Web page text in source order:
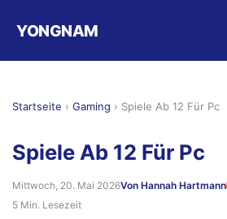
YONGNAM
Startseite › Gaming › Spiele Ab 12 Für Pc
Spiele Ab 12 Für Pc
Mittwoch, 20. Mai 2026Von Hannah Hartmann
5 Min. Lesezeit